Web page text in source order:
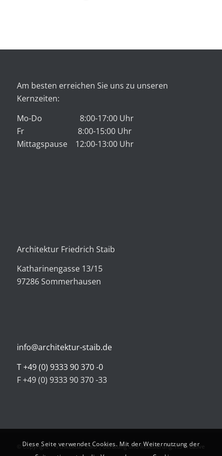
Am besten erreichen Sie uns zu unseren
Kernzeiten:
Mo-Do 8:00-17:00 Uhr
Fr 8:00-15:00 Uhr
Mittagspause 12:00-13:00 Uhr
Architektur Friedrich Staib
Katharinengasse 13/15
97286 Sommerhausen
info@architektur-staib.de
T +49 (0) 9333 90 370 -0
F +49 (0) 9333 90 370 -33
© Copyright - Architektur Staib | Beratung und Realisierung:H5 Creative
Diese Seite verwendet Cookies. Mit der Weiternutzung der